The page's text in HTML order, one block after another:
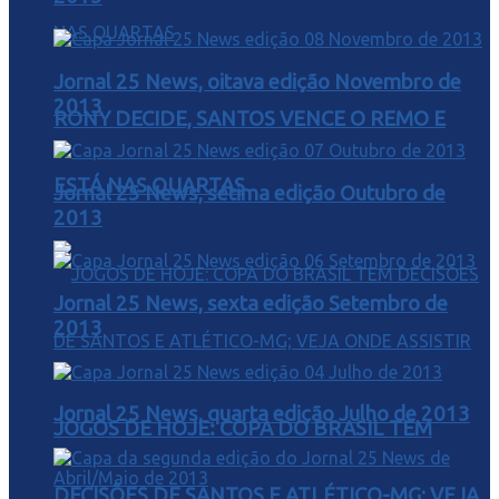
RONY DECIDE, SANTOS VENCE O REMO E
ESTÁ NAS QUARTAS
JOGOS DE HOJE: COPA DO BRASIL TEM
Jornal 25 News, oitava edição Novembro de
2013
Jornal 25 News, sétima edição Outubro de
2013
Jornal 25 News, sexta edição Setembro de
2013
Jornal 25 News, quarta edição Julho de 2013